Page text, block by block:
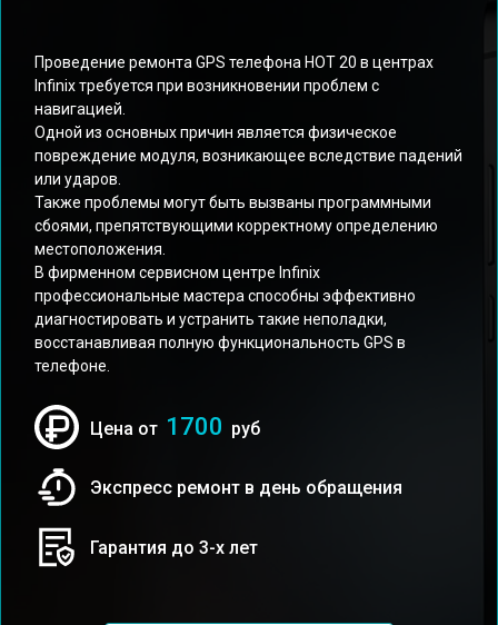
Проведение ремонта GPS телефона HOT 20 в центрах
Infinix требуется при возникновении проблем с
навигацией.
Одной из основных причин является физическое
повреждение модуля, возникающее вследствие падений
или ударов.
Также проблемы могут быть вызваны программными
сбоями, препятствующими корректному определению
местоположения.
В фирменном сервисном центре Infinix
профессиональные мастера способны эффективно
диагностировать и устранить такие неполадки,
восстанавливая полную функциональность GPS в
телефоне.
Цена от 1700 руб
Экспресс ремонт в день обращения
Гарантия до 3-х лет